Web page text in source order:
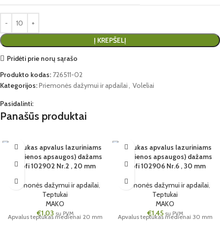
Į KREPŠELĮ
Pridėti prie norų sąrašo
Produkto kodas: 726511-02
Kategorijos:Priemonės dažymui ir apdailai, Voleliai
Pasidalinti:
Panašūs produktai
20MM
Teptukas apvalus lazuriniams
(medienos apsaugos) dažams
Profi 102902 Nr.2 , 20 mm
Priemonės dažymui ir apdailai,
Teptukai
MAKO
€1,03 su PVM
Apvalus teptukas medienai 20 mm
30MM
Teptukas apvalus lazuriniams
(medienos apsaugos) dažams
Profi 102906 Nr.6 , 30 mm
Priemonės dažymui ir apdailai,
Teptukai
MAKO
€1,45 su PVM
Apvalus teptukas medienai 30 mm